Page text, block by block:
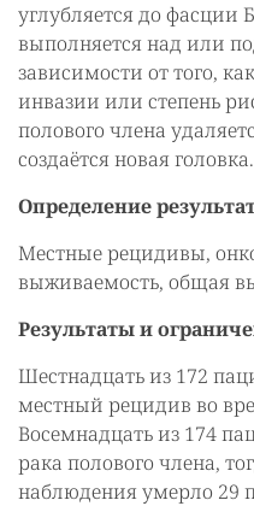
углубляется до фасции
выполняется над или
зависимости от того,
инвазии или степень
полового члена
создаётся новая головка.
Определение
Местные рецидивы,
выживаемость, общая
Результаты и
Шестнадцать из 172
местный рецидив во
Восемнадцать из 174
рака полового члена,
наблюдения умерло 29